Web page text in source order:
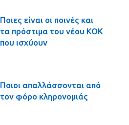
Ποιες είναι οι ποινές και
τα πρόστιμα του νέου ΚΟΚ
που ισχύουν
Ποιοι απαλλάσσονται από
τον φόρο κληρονομιάς